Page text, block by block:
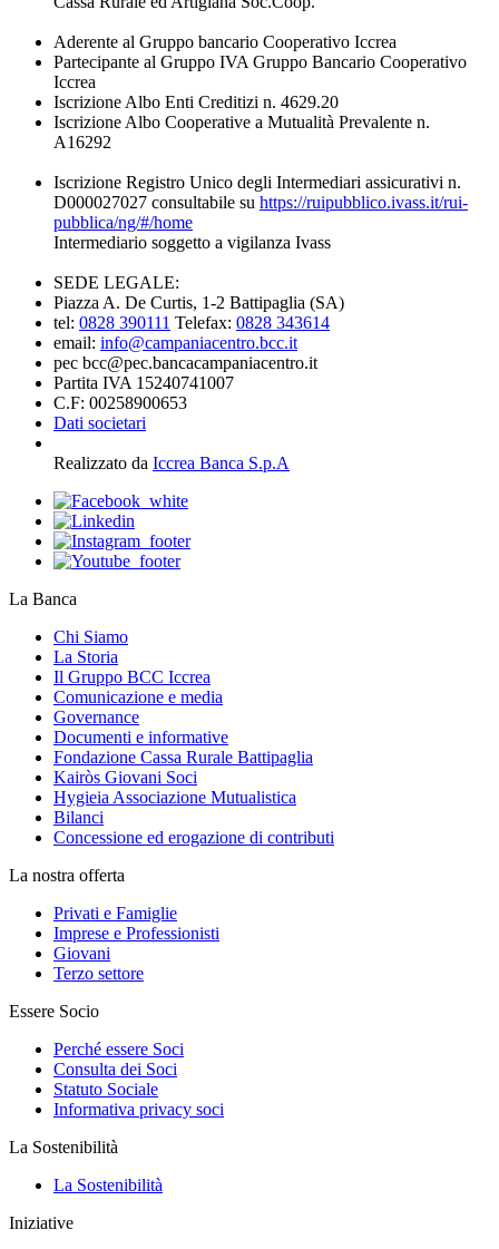
Aderente al Gruppo bancario Cooperativo Iccrea
Partecipante al Gruppo IVA Gruppo Bancario Cooperativo
Iccrea
Iscrizione Albo Enti Creditizi n. 4629.20
Iscrizione Albo Cooperative a Mutualità Prevalente n.
A16292
Iscrizione Registro Unico degli Intermediari assicurativi n.
D000027027 consultabile su https://ruipubblico.ivass.it/rui-
pubblica/ng/#/home
Intermediario soggetto a vigilanza Ivass
SEDE LEGALE:
Piazza A. De Curtis, 1-2 Battipaglia (SA)
tel: 0828 390111 Telefax: 0828 343614
email: info@campaniacentro.bcc.it
pec bcc@pec.bancacampaniacentro.it
Partita IVA 15240741007
C.F: 00258900653
Dati societari
Realizzato da Iccrea Banca S.p.A
La Banca
Chi Siamo
La Storia
Il Gruppo BCC Iccrea
Comunicazione e media
Governance
Documenti e informative
Fondazione Cassa Rurale Battipaglia
Kairòs Giovani Soci
Hygieia Associazione Mutualistica
Bilanci
Concessione ed erogazione di contributi
La nostra offerta
Privati e Famiglie
Imprese e Professionisti
Giovani
Terzo settore
Essere Socio
Perché essere Soci
Consulta dei Soci
Statuto Sociale
Informativa privacy soci
La Sostenibilità
La Sostenibilità
Iniziative